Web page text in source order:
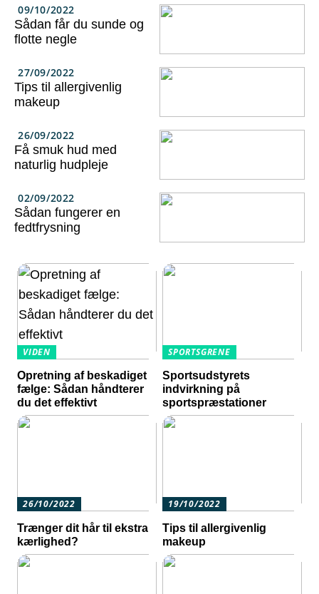
09/10/2022
Sådan får du sunde og
flotte negle
27/09/2022
Tips til allergivenlig
makeup
26/09/2022
Få smuk hud med
naturlig hudpleje
02/09/2022
Sådan fungerer en
fedtfrysning
VIDEN
Opretning af beskadiget
fælge: Sådan håndterer
du det effektivt
SPORTSGRENE
Sportsudstyrets
indvirkning på
sportspræstationer
26/10/2022
Trænger dit hår til ekstra
kærlighed?
19/10/2022
Tips til allergivenlig
makeup